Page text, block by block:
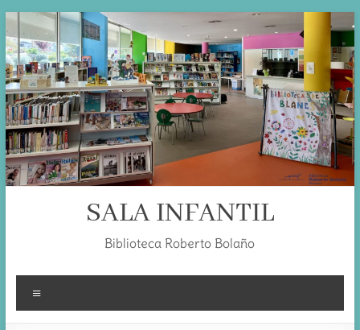
Skip
to
content
SALA INFANTIL
Biblioteca Roberto Bolaño